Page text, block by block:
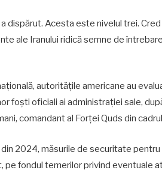
dispărut. Acesta este nivelul trei.
ale Iranului ridică semne de
autoritățile americane au
foști oficiali ai administrației sale,
comandant al Forței Quds din
2024, măsurile de securitate
fondul temerilor privind eventuale